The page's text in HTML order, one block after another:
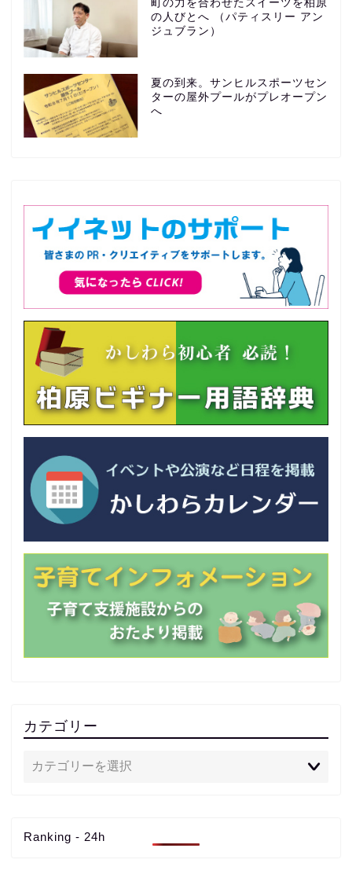
町の力を合わせたスイーツを柏原
の人びとへ （パティスリー アン
ジュブラン）
夏の到来。サンヒルスポーツセン
ターの屋外プールがプレオープン
へ
カテゴリー
Ranking - 24h